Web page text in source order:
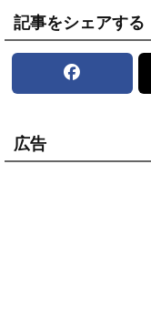
記事をシェアする
広告